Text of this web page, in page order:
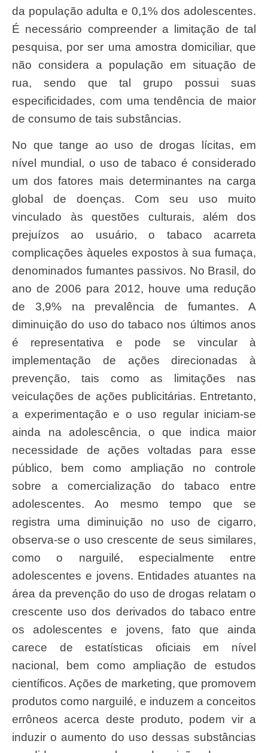
da população adulta e 0,1% dos adolescentes.
É necessário compreender a limitação de tal
pesquisa, por ser uma amostra domiciliar, que
não considera a população em situação de
rua, sendo que tal grupo possui suas
especificidades, com uma tendência de maior
de consumo de tais substâncias.
No que tange ao uso de drogas lícitas, em
nível mundial, o uso de tabaco é considerado
um dos fatores mais determinantes na carga
global de doenças. Com seu uso muito
vinculado às questões culturais, além dos
prejuízos ao usuário, o tabaco acarreta
complicações àqueles expostos à sua fumaça,
denominados fumantes passivos. No Brasil, do
ano de 2006 para 2012, houve uma redução
de 3,9% na prevalência de fumantes. A
diminuição do uso do tabaco nos últimos anos
é representativa e pode se vincular à
implementação de ações direcionadas à
prevenção, tais como as limitações nas
veiculações de ações publicitárias. Entretanto,
a experimentação e o uso regular iniciam-se
ainda na adolescência, o que indica maior
necessidade de ações voltadas para esse
público, bem como ampliação no controle
sobre a comercialização do tabaco entre
adolescentes. Ao mesmo tempo que se
registra uma diminuição no uso de cigarro,
observa-se o uso crescente de seus similares,
como o narguilé, especialmente entre
adolescentes e jovens. Entidades atuantes na
área da prevenção do uso de drogas relatam o
crescente uso dos derivados do tabaco entre
os adolescentes e jovens, fato que ainda
carece de estatísticas oficiais em nível
nacional, bem como ampliação de estudos
científicos. Ações de marketing, que promovem
produtos como narguilé, e induzem a conceitos
errôneos acerca deste produto, podem vir a
induzir o aumento do uso dessas substâncias